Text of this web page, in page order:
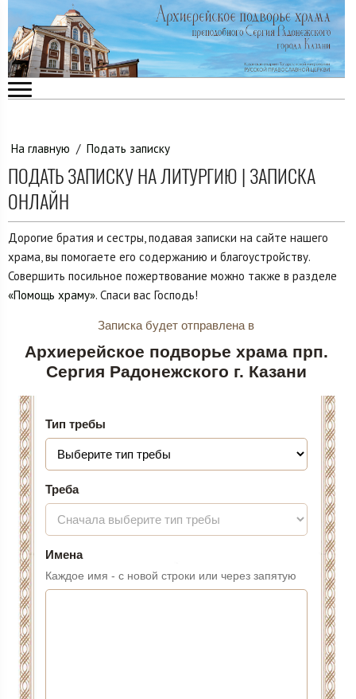
На главную / Подать записку
ПОДАТЬ ЗАПИСКУ НА ЛИТУРГИЮ | ЗАПИСКА
ОНЛАЙН
Дорогие братия и сестры, подавая записки на сайте нашего
храма, вы помогаете его содержанию и благоустройству.
Совершить посильное пожертвование можно также в разделе
«Помощь храму». Спаси вас Господь!